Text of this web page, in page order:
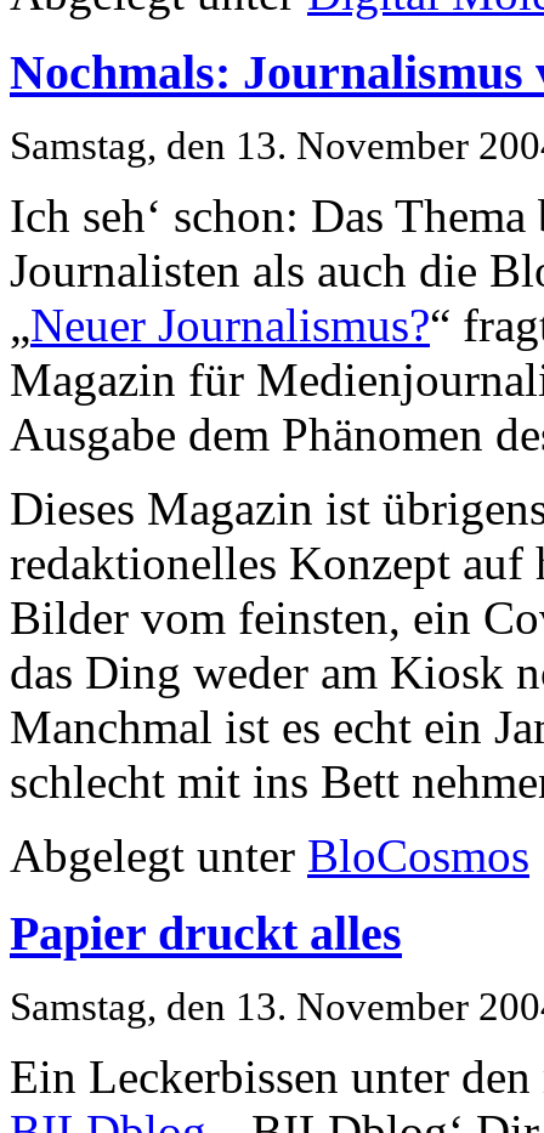
Nochmals: Journalismus
Samstag, den 13. November
Ich seh‘ schon: Das
Journalisten als auch die
„Neuer Journalismus?“
Magazin für
Ausgabe dem Phänomen
Dieses Magazin ist
redaktionelles Konzept auf
Bilder vom feinsten, ein
das Ding weder am Kiosk
Manchmal ist es echt ein
schlecht mit ins Bett
Abgelegt unter BloCosmos
Papier druckt alles
Samstag, den 13. November
Ein Leckerbissen unter